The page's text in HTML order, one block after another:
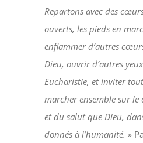
Repartons avec des
ouverts, les pieds en
enflammer d’autres
Dieu, ouvrir d’autres yeux
Eucharistie, et inviter
marcher ensemble sur
et du salut que Dieu,
donnés à l’humanité. »